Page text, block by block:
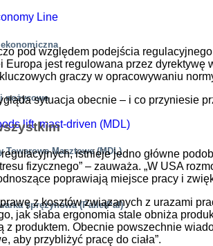
nożycowe
Towarowe Masztowe (MDL)
sprężynowa (PalletPal)
pod względem podejścia
Europa jest regulowana przez
graczy w opracowywaniu
sytuacja obecnie – i co przyniesie
istnieje jedno główne
fizycznego” – zauważa. „W USA
poprawiają miejsce pracy i
z kosztów związanych z urazami
jak słaba ergonomia stale obniża
z produktem. Obecnie powszechnie
aby przybliżyć pracę do ciała”.